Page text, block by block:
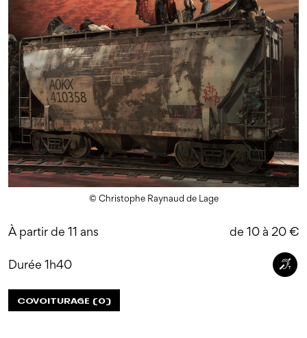
© Christophe Raynaud de Lage
À partir de 11 ans de 10 à 20 €
Durée 1h40
COVOITURAGE (0)